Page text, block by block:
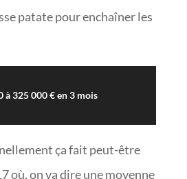
patate pour enchaîner les
à 325 000 € en 3 mois
ça fait peut-être
où, on va dire une moyenne